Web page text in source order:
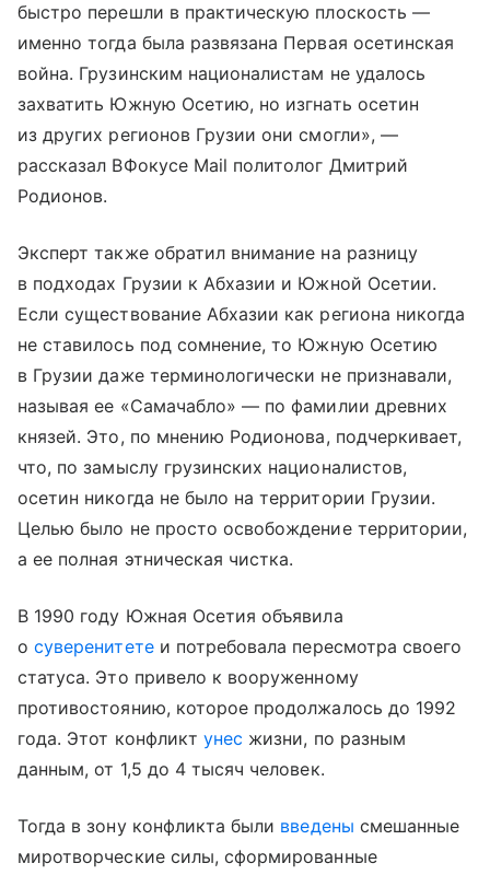
быстро перешли в практическую плоскость —
именно тогда была развязана Первая осетинская
война. Грузинским националистам не удалось
захватить Южную Осетию, но изгнать осетин
из других регионов Грузии они смогли», —
рассказал ВФокусе Mail политолог Дмитрий
Родионов.
Эксперт также обратил внимание на разницу
в подходах Грузии к Абхазии и Южной Осетии.
Если существование Абхазии как региона никогда
не ставилось под сомнение, то Южную Осетию
в Грузии даже терминологически не признавали,
называя ее «Самачабло» — по фамилии древних
князей. Это, по мнению Родионова, подчеркивает,
что, по замыслу грузинских националистов,
осетин никогда не было на территории Грузии.
Целью было не просто освобождение территории,
а ее полная этническая чистка.
В 1990 году Южная Осетия объявила
осуверенитетеи потребовала пересмотра своего
статуса. Это привело к вооруженному
противостоянию, которое продолжалось до 1992
года. Этот конфликт унес жизни, по разным
данным, от 1,5 до 4 тысяч человек.
Тогда в зону конфликта были введены смешанные
миротворческие силы, сформированные